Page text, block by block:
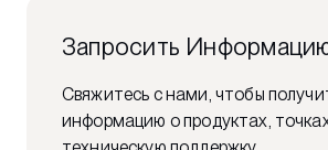
Запросить
Свяжитесь с нами, чтобы
информацию о продуктах,